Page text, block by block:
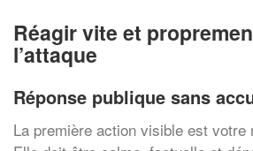
Réagir vite et
l’attaque
Réponse publique sans
La première action visible est votre